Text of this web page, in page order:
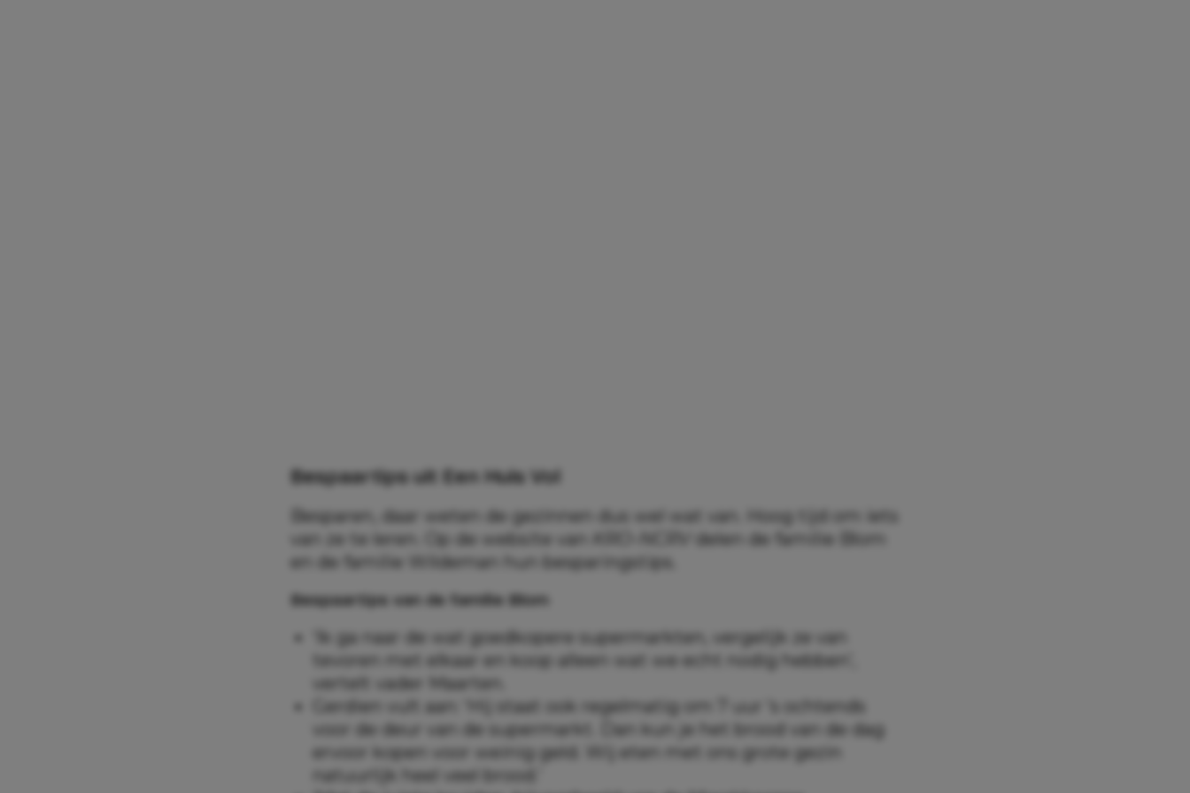
Bespaartips uit Een Huis Vol
Besparen, daar weten de gezinnen dus wel wat van. Hoog tijd om iets
van ze te leren. Op de website van
delen de familie Blom
en de familie Wildeman hun besparingstips.
Bespaartips van de familie Blom
‘Ik ga naar de wat goedkopere supermarkten, vergelijk ze van
tevoren met elkaar en koop alleen wat we echt nodig hebben’,
vertelt vader Maarten.
Gerdien vult aan: ‘Hij staat ook regelmatig om 7 uur ’s ochtends
voor de deur van de supermarkt. Dan kun je het brood van de dag
ervoor kopen voor weinig geld. Wij eten met ons grote gezin
natuurlijk heel veel brood.’